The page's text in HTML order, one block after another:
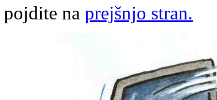
pojdite na prejšnjo stran.